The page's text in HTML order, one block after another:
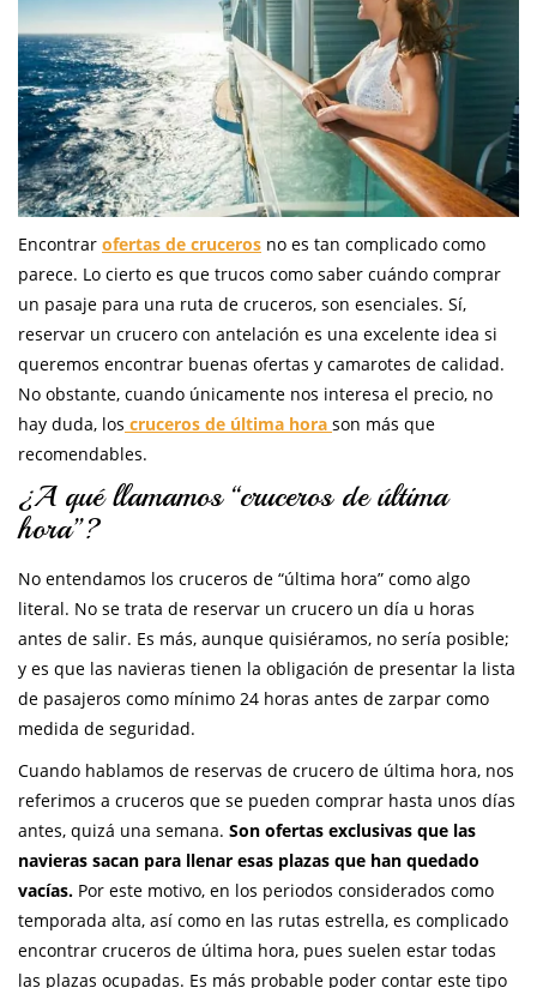
Encontrar ofertas de cruceros no es tan complicado como
parece. Lo cierto es que trucos como saber cuándo comprar
un pasaje para una ruta de cruceros, son esenciales. Sí,
reservar un crucero con antelación es una excelente idea si
queremos encontrar buenas ofertas y camarotes de calidad.
No obstante, cuando únicamente nos interesa el precio, no
hay duda, los cruceros de última hora son más que
recomendables.
¿A qué llamamos “cruceros de última
hora”?
No entendamos los cruceros de “última hora” como algo
literal. No se trata de reservar un crucero un día u horas
antes de salir. Es más, aunque quisiéramos, no sería posible;
y es que las navieras tienen la obligación de presentar la lista
de pasajeros como mínimo 24 horas antes de zarpar como
medida de seguridad.
Cuando hablamos de reservas de crucero de última hora, nos
referimos a cruceros que se pueden comprar hasta unos días
antes, quizá una semana. Son ofertas exclusivas que las
navieras sacan para llenar esas plazas que han quedado
vacías. Por este motivo, en los periodos considerados como
temporada alta, así como en las rutas estrella, es complicado
encontrar cruceros de última hora, pues suelen estar todas
las plazas ocupadas. Es más probable poder contar este tipo